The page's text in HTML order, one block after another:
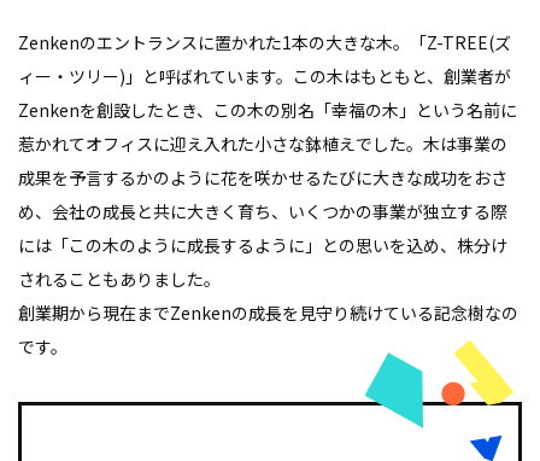
Zenkenのエントランスに置かれた1本の大きな木。「Z-TREE(ズ
ィー・ツリー)」と呼ばれています。この木はもともと、創業者が
Zenkenを創設したとき、この木の別名「幸福の木」という名前に
惹かれてオフィスに迎え入れた小さな鉢植えでした。木は事業の
成果を予言するかのように花を咲かせるたびに大きな成功をおさ
め、会社の成長と共に大きく育ち、いくつかの事業が独立する際
には「この木のように成長するように」との思いを込め、株分け
されることもありました。
創業期から現在までZenkenの成長を見守り続けている記念樹なの
です。